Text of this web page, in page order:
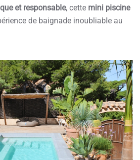
et responsable, cette mini piscine
de baignade inoubliable au